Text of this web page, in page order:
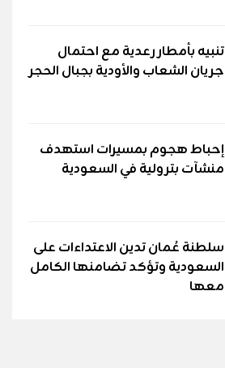
تنبيه بأمطار رعدية مع احتمال
جريان الشعاب والأودية بجبال الحجر
إحباط هجوم بمسيرات استهدف
منشآت بترولية في السعودية
سلطنة عُمان تدين الاعتداءات على
السعودية وتؤكد تضامنها الكامل
معها